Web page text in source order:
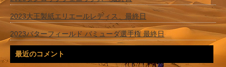
2023大王製紙エリエールレディス 最終日
2023バターフィールド バミューダ選手権 最終日
最近のコメント